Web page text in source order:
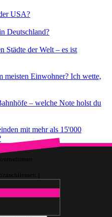
USA?
Deutschland?
Städte der Welt – es ist
meisten Einwohner? Ich wette,
– welche Note holst du
mit mehr als 15'000